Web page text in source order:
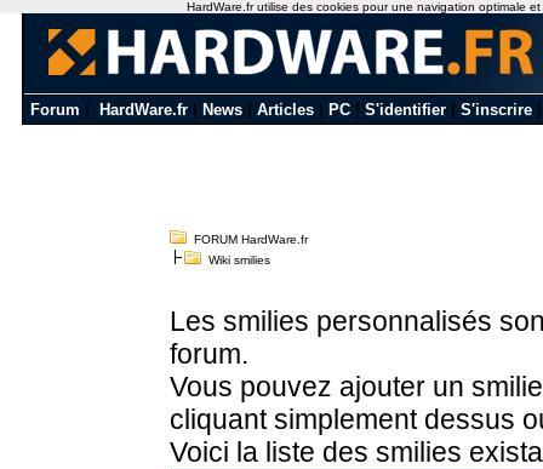
Forum HardWare.fr News Articles PC S'identifier S'inscrire
FORUM HardWare.fr
Wiki smilies
Les smilies personnalisés
forum.
Vous pouvez ajouter un
cliquant simplement dessus
Voici la liste des smilies
HardWare.fr utilise des cookies pour une navigation optimale